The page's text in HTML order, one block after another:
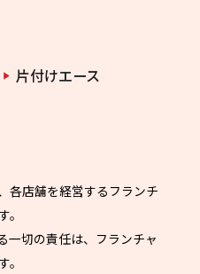
片付けエース
各店舗を経営するフランチ
一切の責任は、フランチャ